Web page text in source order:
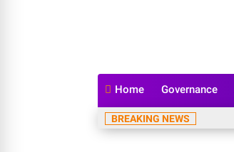
Home Governance
BREAKING NEWS